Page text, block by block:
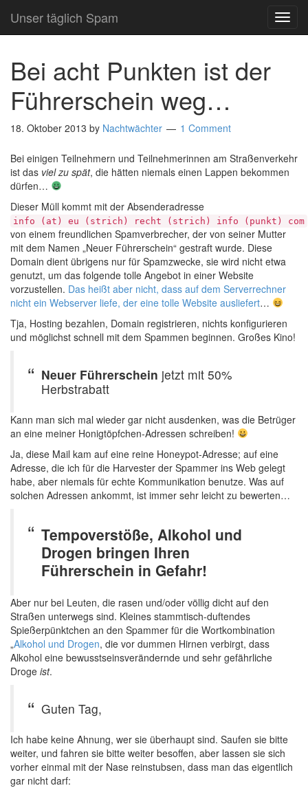
Unser täglich Spam
Bei acht Punkten ist der
Führerschein weg…
18. Oktober 2013 by Nachtwächter 1 Comment
Bei einigen Teilnehmern und Teilnehmerinnen am Straßenverkehr
ist das viel zu spät, die hätten niemals einen Lappen bekommen
dürfen…
Dieser Müll kommt mit der Absenderadresse
info (at) eu (strich) recht (strich) info (punkt) com
von einem freundlichen Spamverbrecher, der von seiner Mutter
mit dem Namen „Neuer Führerschein“ gestraft wurde. Diese
Domain dient übrigens nur für Spamzwecke, sie wird nicht etwa
genutzt, um das folgende tolle Angebot in einer Website
vorzustellen. Das heißt aber nicht, dass auf dem Serverrechner
nicht ein Webserver liefe, der eine tolle Website ausliefert…
Tja, Hosting bezahlen, Domain registrieren, nichts konfigurieren
und möglichst schnell mit dem Spammen beginnen. Großes Kino!
Neuer Führerschein jetzt mit 50%
Herbstrabatt
Kann man sich mal wieder gar nicht ausdenken, was die Betrüger
an eine meiner Honigtöpfchen-Adressen schreiben!
Ja, diese Mail kam auf eine reine Honeypot-Adresse; auf eine
Adresse, die ich für die Harvester der Spammer ins Web gelegt
habe, aber niemals für echte Kommunikation benutze. Was auf
solchen Adressen ankommt, ist immer sehr leicht zu bewerten…
Tempoverstöße, Alkohol und
Drogen bringen Ihren
Führerschein in Gefahr!
Aber nur bei Leuten, die rasen und/oder völlig dicht auf den
Straßen unterwegs sind. Kleines stammtisch-duftendes
Spießerpünktchen an den Spammer für die Wortkombination
„Alkohol und Drogen, die vor dummen Hirnen verbirgt, dass
Alkohol eine bewusstseinsverändernde und sehr gefährliche
Droge ist.
Guten Tag,
Ich habe keine Ahnung, wer sie überhaupt sind. Saufen sie bitte
weiter, und fahren sie bitte weiter besoffen, aber lassen sie sich
vorher einmal mit der Nase reinstubsen, dass man das eigentlich
gar nicht darf: